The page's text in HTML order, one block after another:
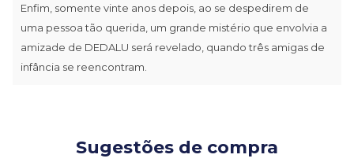
Enfim, somente vinte anos depois, ao se despedirem de
uma pessoa tão querida, um grande mistério que envolvia a
amizade de DEDALU será revelado, quando três amigas de
infância se reencontram.
Sugestões de compra